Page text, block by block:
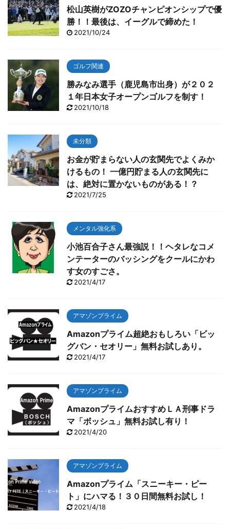
松山英樹がZOZOチャンピオンシップで優
勝！！最後は、イーグルで締めた！
2021/10/24
ゴルフ関連
勝みなみ選手（鹿児島市出身）が２０２
１年日本女子オープンゴルフを制す！
2021/10/18
未分類
お金が貯まらない人の玄関先でよくみか
けるもの！ 一億円貯まる人の玄関先に
は、絶対に置かないものがある！？
2021/7/25
メンタル強化系
小池百合子さん最強説！！ヘタレなコメ
ンテーターのバッシングをクールにかわ
す女のすごさ。
2021/4/17
アマゾンプライム
Amazonプライム超絶おもしろい「ビッ
グバン・セオリー」無料お試しあり。
2021/4/17
アマゾンプライム
AmazonプライムおすすめＬＡ刑事ドラ
マ「ボッシュ」無料お試し有り！
2021/4/20
アマゾンプライム
Amazonプライム「スニーキー・ピー
ト」にハマる！３０日間無料お試し！
2021/4/18